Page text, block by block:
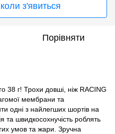
з'явиться
Порівняти
38 г! Трохи довші, ніж RACING
мембрани та
одні з найлегших шортів на
та швидкосохнучість роблять
умов та жари. Зручна